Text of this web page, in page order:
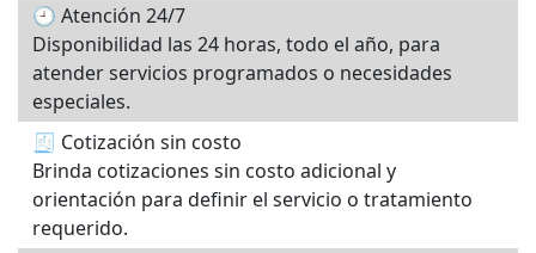
🕘 Atención 24/7
Disponibilidad las 24 horas, todo el año, para
atender servicios programados o necesidades
especiales.
🧾 Cotización sin costo
Brinda cotizaciones sin costo adicional y
orientación para definir el servicio o tratamiento
requerido.